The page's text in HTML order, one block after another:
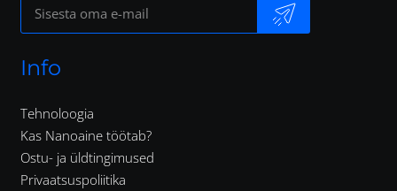
Info
Tehnoloogia
Kas Nanoaine töötab?
Ostu- ja üldtingimused
Privaatsuspoliitika